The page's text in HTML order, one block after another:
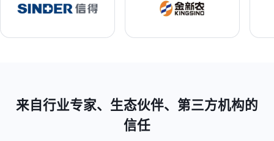
来自行业专家、生态伙伴、第三方机构的
信任